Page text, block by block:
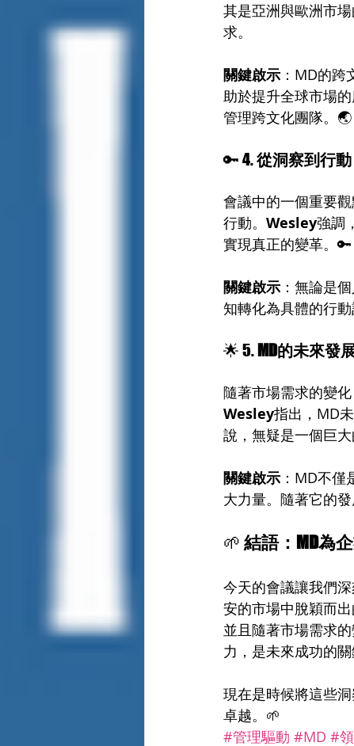
其是亞洲與歐洲市
求。
關鍵啟示 ：MD的
助於提升全球市場
管理跨文化團隊。🌏
🔑 4. 從洞察到行
會議中的一個重要
行動。 Wesley強調
實現真正的變革。🔑
關鍵啟示 ：無論是
知轉化為具體的行
🌟 5. MD的未來發
隨著市場需求的變
Wesley指出，MD
說，無疑是一個巨
關鍵啟示 ：MD不
大力量。隨著它的
🌱 結語：MD為
今天的會議讓我們
安的市場中脫穎而
並且隨著市場需求
力，是未來成功的
現在是時候將這些
卓越。🌱
#管理驅動 #MD #